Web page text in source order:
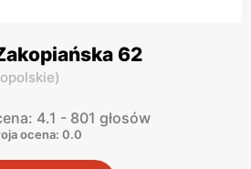
62
)
4.1 - 801 głosów
ocena: 0.0